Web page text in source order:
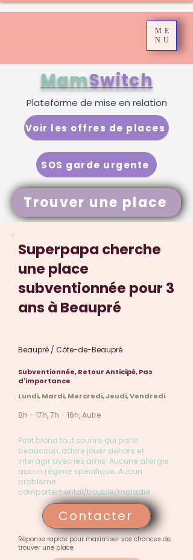
ME
NU
Trouver une place
MamSwitch
SOS garde urgente
Voir les offres de places
Plateforme de mise en relation
Superpapa cherche
une place
subventionnée pour 3
ans à Beaupré
Beaupré / Côte-de-Beaupré
Subventionnée, Retour Anticipé, Pas
d'importance
Lundi, Mardi, Mercredi, Jeudi, Vendredi
8h - 17h, 7h - 16h, Autre
Petit blond tout sourire qui parle
beaucoup, adore jouer dehors et
interagir avec les amis. Aucune allergie,
aucun régime spécifique. Aucun
problème
comportemental/trouble/maladie.
Contacter
Réponse rapide pour maximiser vos chances de
trouver une place